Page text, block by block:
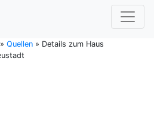
» Quellen » Details zum Haus